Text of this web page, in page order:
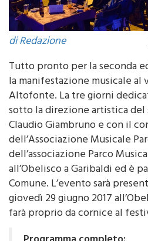
di Redazione
Tutto pronto per la seconda
la manifestazione musicale al
Altofonte. La tre giorni
sotto la direzione artistica del
Claudio Giambruno e con il
dell’Associazione Musicale
dell’associazione Parco Musica
all’Obelisco a Garibaldi ed è
Comune. L’evento sarà
giovedì 29 giugno 2017
farà proprio da cornice al